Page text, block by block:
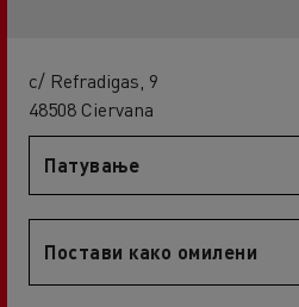
c/ Refradigas, 9
48508 Ciervana
Патување
Постави како омилени